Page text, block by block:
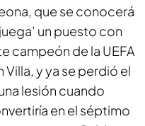
que se conocerá
un puesto con
campeón de la UEFA
y ya se perdió el
lesión cuando
en el séptimo